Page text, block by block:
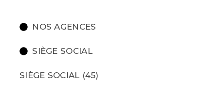
NOS AGENCES
SIÈGE SOCIAL
SIÈGE SOCIAL (45)